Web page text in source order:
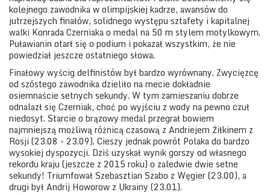
kolejnego zawodnika w olimpijskiej kadrze, awansów do
jutrzejszych finałów, solidnego występu sztafety i kapitalnej
walki Konrada Czerniaka o medal na 50 m stylem motylkowym.
Puławianin otarł się o podium i pokazał wszystkim, że nie
powiedział jeszcze ostatniego słowa.
Finałowy wyścig delfinistów był bardzo wyrównany. Zwycięzcę
od szóstego zawodnika dzieliło na mecie dokładnie
osiemnaście setnych sekundy. W tym zamieszaniu dobrze
odnalazł się Czerniak, choć po wyjściu z wody na pewno czuł
niedosyt. Starcie o brązowy medal przegrał bowiem
najmniejszą możliwą różnicą czasową z Andriejem Żiłkinem z
Rosji (23.08 - 23.09). Cieszy jednak powrót Polaka do bardzo
wysokiej dyspozycji. Dziś uzyskał wynik gorszy od własnego
rekordu kraju (jeszcze z 2015 roku) o zaledwie dwie setne
sekundy! Triumfował Szebasztian Szabo z Węgier (23.00), a
drugi był Andrij Howorow z Ukrainy (23.01).